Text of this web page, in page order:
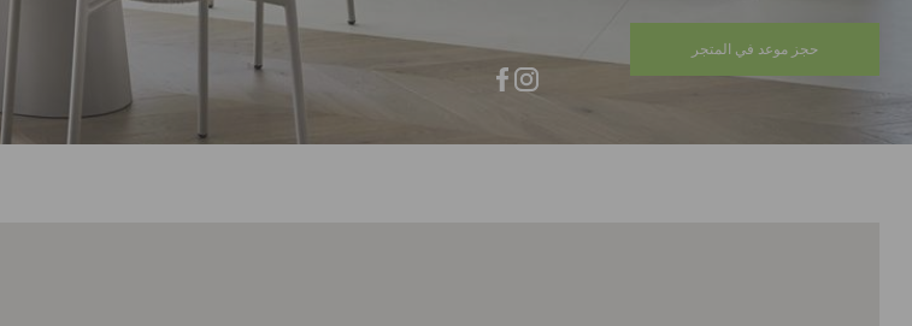
حجز موعد في المتجر